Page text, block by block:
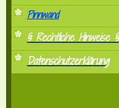
Pinnwand
§ Rechtliche Hinweise §
Datenschutzerklärung